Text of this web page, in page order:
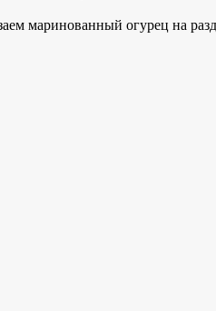
маринованный огурец на